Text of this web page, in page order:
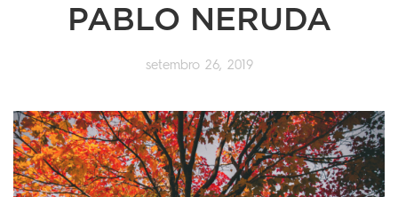
PABLO NERUDA
setembro 26, 2019